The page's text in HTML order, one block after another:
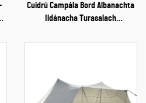
Cuidrú Campála Bord Albanachta
Ildánacha Turasalach
Éadach Iarainn